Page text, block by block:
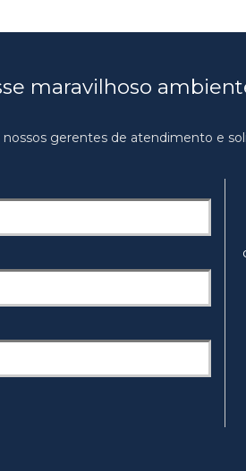
maravilhoso
gerentes de atendimento e